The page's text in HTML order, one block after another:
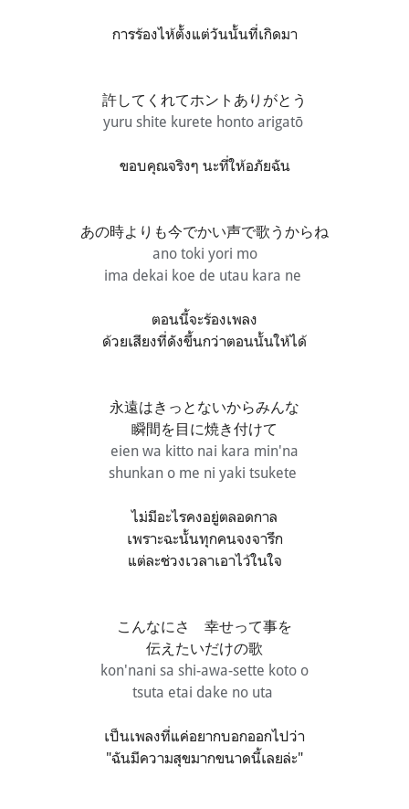
การร้องไห้ตั้งแต่วันนั้นที่เกิดมา
許してくれてホントありがとう
yuru shite kurete honto arigatō
ขอบคุณจริงๆ นะที่ให้อภัยฉัน
あの時よりも今でかい声で歌うからね
ano toki yori mo
ima dekai koe de utau kara ne
ตอนนี้จะร้องเพลง
ด้วยเสียงที่ดังขึ้นกว่าตอนนั้นให้ได้
永遠はきっとないからみんな
瞬間を目に焼き付けて
eien wa kitto nai kara min'na
shunkan o me ni yaki tsukete
ไม่มีอะไรคงอยู่ตลอดกาล
เพราะฉะนั้นทุกคนจงจารึก
แต่ละช่วงเวลาเอาไว้ในใจ
こんなにさ 幸せって事を
伝えたいだけの歌
kon'nani sa shi-awa-sette koto o
tsuta etai dake no uta
เป็นเพลงที่แค่อยากบอกออกไปว่า
"ฉันมีความสุขมากขนาดนี้เลยล่ะ"